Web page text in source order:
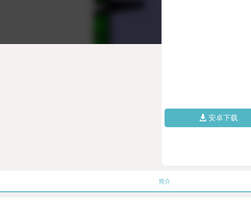
安卓下载
简介